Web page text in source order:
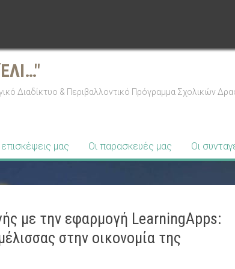
Διαδίκτυο & Περιβαλλοντικό Πρόγραμμα Σχολικών
επισκέψεις μας Οι παρασκευές μας Οι
με την εφαρμογή LearningApps:
στην οικονομία της